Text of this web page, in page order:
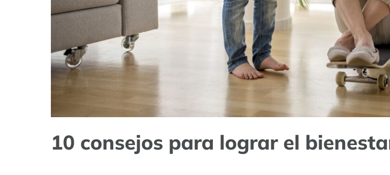
10 consejos para lograr el